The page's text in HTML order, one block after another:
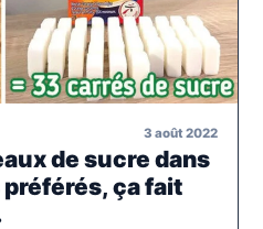
3 août 2022
de sucre dans
ça fait